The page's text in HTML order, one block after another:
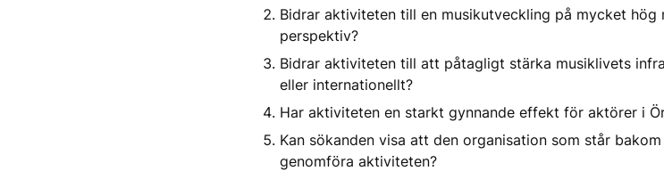
Bidrar aktiviteten till en musikutveckling på mycket
perspektiv?
Bidrar aktiviteten till att påtagligt stärka musiklivets
eller internationellt?
Har aktiviteten en starkt gynnande effekt för aktörer i
Kan sökanden visa att den organisation som står
genomföra aktiviteten?